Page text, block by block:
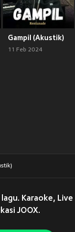
Gampil (Akustik)
11 Feb 2024
Karaoke, Live
JOOX.